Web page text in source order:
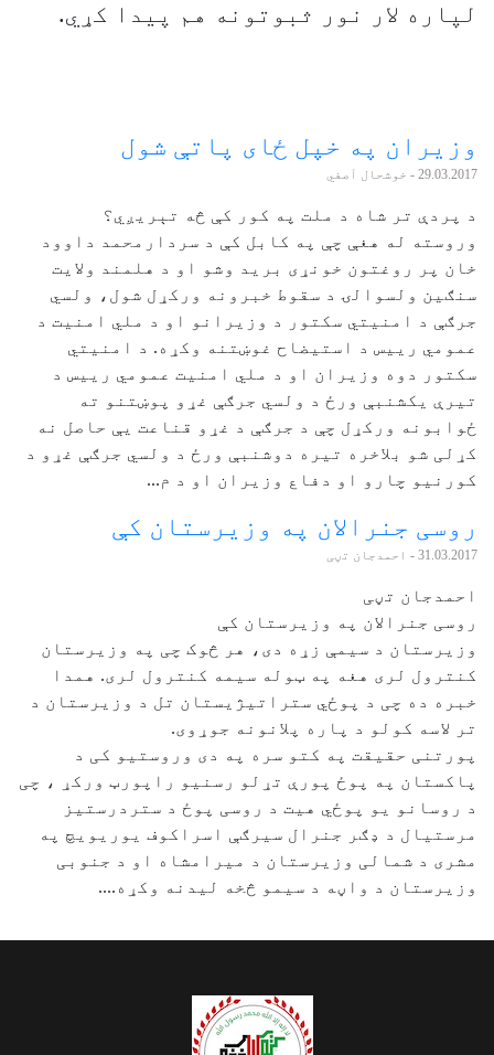
لپاره لار نور ثبوتونه هم پيدا کړي.
وزيران په خپل ځای پاتې شول
29.03.2017 - خوشحال آصفي
د پردې تر شاه د ملت په کور کې څه تېريږي؟
وروسته له هغې چې په کابل کې د سردارمحمد داوود
خان پر روغتون خونړی بريد وشو او د هلمند ولايت
سنګين ولسوالۍ د سقوط خبرونه ورکړل شول، ولسي
جرګې د امنيتي سکتور د وزيرانو او د ملي امنيت د
عمومي رييس د استیضاح غوښتنه وکړه. د امنيتي
سکتور دوه وزيران او د ملي امنيت عمومي رييس د
تيرې يکشنبې ورځ د ولسي جرګې غړو پوښتنو ته
ځوابونه ورکړل چې د جرګې د غړو قناعت يې حاصل نه
کړلی شو بلاخره تيره دوشنبې ورځ د ولسي جرګې غړو د
کورنيو چارو او دفاع وزيران او د م...
روسی جنرالان په وزیرستان کې
31.03.2017 - احمدجان تڼی
احمدجان تڼی
روسی جنرالان په وزیرستان کې
وزیرستان د سیمې زړه دی، هر څوک چی په وزیرستان
کنترول لری هغه په ټوله سیمه کنترول لری. همدا
خبره ده چی د پوځي ستراتیژیستان تل د وزیرستان د
تر لاسه کولو د پاره پلانونه جوړوی.
پورتنی حقیقت په کتو سره په دی وروستیو کی د
پاکستان په پوځ پورې تړلو رسنیو راپورټ ورکړ ، چی
د روسانو یو پوځي هیت د روسی پوځ د ستردرستیز
مرستیال د ډګر جنرال سیرګې اسراکوف یوریویچ په
مشری د شمالی وزیرستان د میرامشاه او د جنوبی
وزیرستان د واڼه د سیمو څخه لیدنه وکړه....